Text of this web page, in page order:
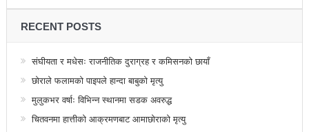
सेभेन स्टार टेलिभिजनको सम्पादकमा शर्मा
भारतमा लामखुट्टेबाट सर्ने जिका भाइरसको संक्रमण पुष्टि
विदेशमा रहेका नेपालीहरूको हितरक्षाका लागि विदेशस्थित नेपाली
RECENT POSTS
संघीयता र मधेसः राजनीतिक दुराग्रह र कमिसनको छायाँ
छोराले फलामको पाइपले हान्दा बाबुको मृत्यु
मुलुकभर वर्षाः विभिन्न स्थानमा सडक अवरुद्ध
चितवनमा हात्तीको आक्रमणबाट आमाछोराको मृत्यु